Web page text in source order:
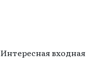
Интересная